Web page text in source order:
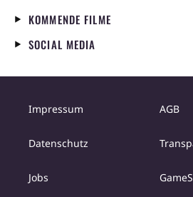
KOMMENDE FILME
SOCIAL MEDIA
Impressum AGB
Datenschutz
Jobs